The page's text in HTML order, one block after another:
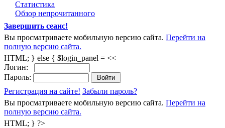
Статистика
Обзор непрочитанного
Завершить сеанс!
Вы просматриваете мобильную версию сайта. Перейти на
полную версию сайта.
HTML; } else { $login_panel = <<
Логин:
Пароль:
Регистрация на сайте! Забыли пароль?
Вы просматриваете мобильную версию сайта. Перейти на
полную версию сайта.
HTML; } ?>